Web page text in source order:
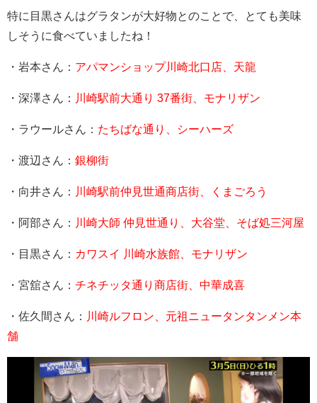
特に目黒さんはグラタンが大好物とのことで、とても美味
しそうに食べていましたね！
・岩本さん： アパマンショップ川崎北口店、天龍
・深澤さん： 川崎駅前大通り 37番街、モナリザン
・ラウールさん： たちばな通り、シーハーズ
・渡辺さん： 銀柳街
・向井さん： 川崎駅前仲見世通商店街、くまごろう
・阿部さん： 川崎大師 仲見世通り、大谷堂、そば処三河屋
・目黒さん： カワスイ 川崎水族館、モナリザン
・宮舘さん： チネチッタ通り商店街、中華成喜
・佐久間さん：
川崎ルフロン、元祖ニュータンタンメン本
舗